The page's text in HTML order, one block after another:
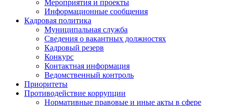
Мероприятия и проекты
Информационные сообщения
Кадровая политика
Муниципальная служба
Сведения о вакантных должностях
Кадровый резерв
Конкурс
Контактная информация
Ведомственный контроль
Приоритеты
Противодействие коррупции
Нормативные правовые и иные акты в сфере